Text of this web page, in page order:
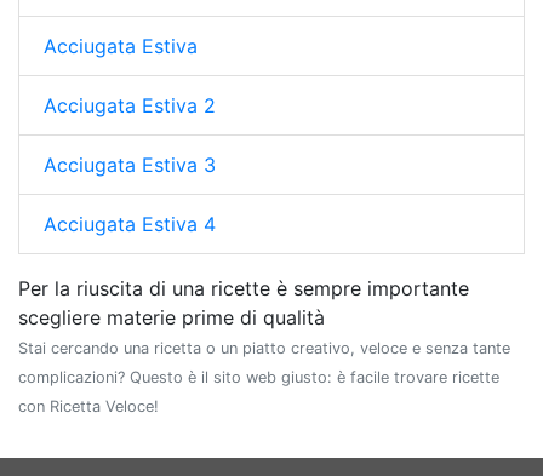
Acciugata Estiva
Acciugata Estiva 2
Acciugata Estiva 3
Acciugata Estiva 4
Per la riuscita di una ricette è sempre importante
scegliere materie prime di qualità
Stai cercando una ricetta o un piatto creativo, veloce e senza tante
complicazioni? Questo è il sito web giusto: è facile trovare ricette
con Ricetta Veloce!